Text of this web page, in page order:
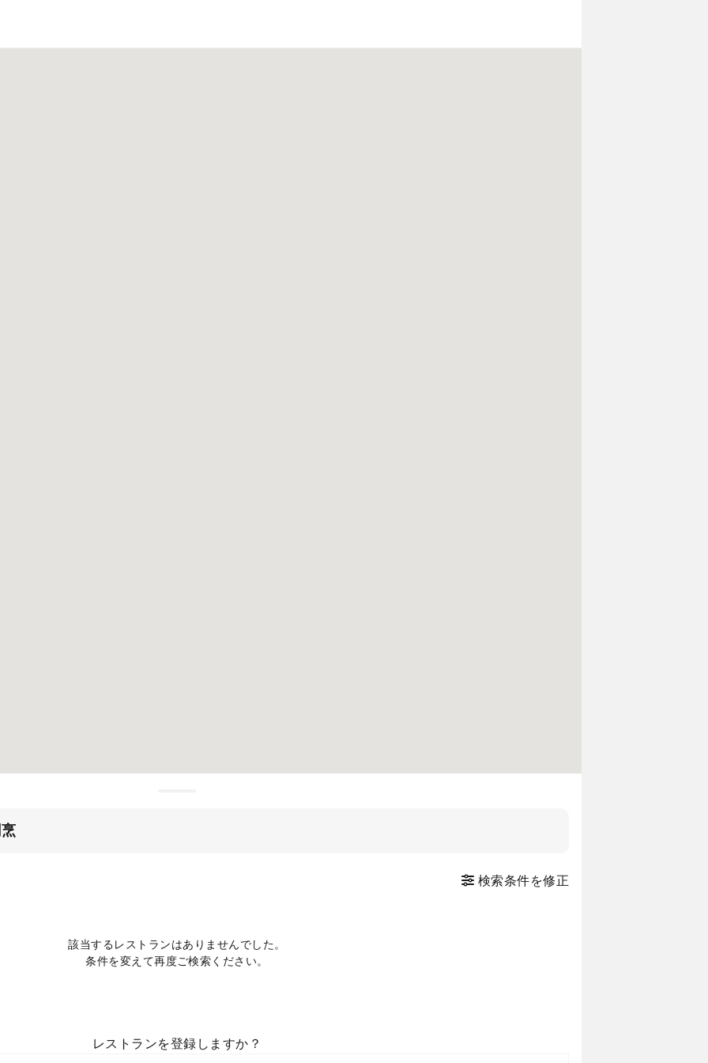
検索条件を修正
該当するレストランはありませんでした。
条件を変えて再度ご検索ください。
レストランを登録しますか？